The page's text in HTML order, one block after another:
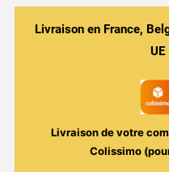
&
Fraîcheur
Livraison en France,
UE
Livraison de votre
Colissimo